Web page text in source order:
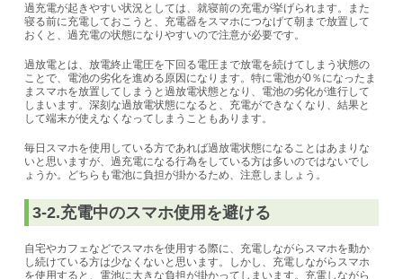
過充電が起きやすい状況としては、就寝前の充電が挙げられます。また
寝る前に充電しておこうと、充電器をスマホにつなげて朝まで放置して
おくと、過充電の状態になりやすいので注意が必要です。
過放電とは、放電終止電圧を下回る電圧まで放電を続けてしまう状態の
ことで、電池の劣化を進める原因になります。特に電池が0％になったま
まスマホを放置してしまうと過放電状態となり、電池の劣化が進行して
しまいます。深刻な過放電状態になると、充電ができなくなり、結果と
して端末が使えなくなってしまうこともあります。
毎日スマホを使用している方であれば過放電状態になることはあまりな
いと思いますが、過充電になる行為をしている方は多いのではないでし
ょうか。どちらも電池に負担が掛かるため、注意しましょう。
3-2.充電中のスマホ使用を避ける
自宅やカフェなどでスマホを使用する際に、充電しながらスマホを動か
し続けている方は少なくないと思います。
しかし、充電しながらスマホ
を使用すると、電池に大きな負担が掛かってしまいます。 充電しながら